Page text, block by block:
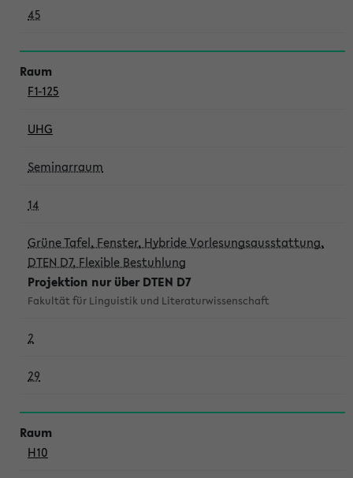
45
F1-125
UHG
Seminarraum
14
Grüne Tafel, Fenster, Hybride Vorlesungsausstattung,
DTEN D7, Flexible Bestuhlung
Projektion nur über DTEN D7
Fakultät für Linguistik und Literaturwissenschaft
2
29
H10